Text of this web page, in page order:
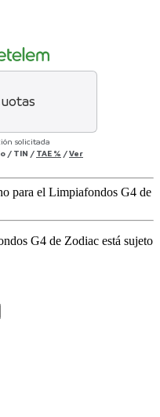
solicitada
/ TIN / TAE % /Ver
para el Limpiafondos G4 de
G4 de Zodiac está sujeto